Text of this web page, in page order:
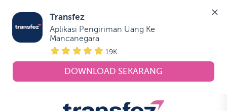
Transfez
Aplikasi Pengiriman Uang Ke
Mancanegara
19K
DOWNLOAD SEKARANG